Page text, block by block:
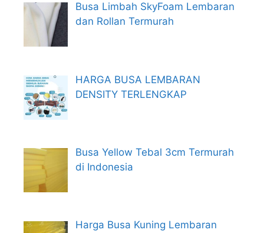
Busa Limbah SkyFoam Lembaran
dan Rollan Termurah
HARGA BUSA LEMBARAN
DENSITY TERLENGKAP
Busa Yellow Tebal 3cm Termurah
di Indonesia
Harga Busa Kuning Lembaran